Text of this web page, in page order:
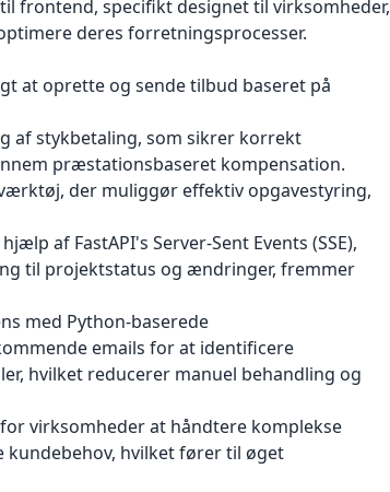
frontend, specifikt designet til virksomheder,
deres forretningsprocesser.
at oprette og sende tilbud baseret på
af stykbetaling, som sikrer korrekt
præstationsbaseret kompensation.
der muliggør effektiv opgavestyring,
af FastAPI's Server-Sent Events (SSE),
til projektstatus og ændringer, fremmer
med Python-baserede
emails for at identificere
hvilket reducerer manuel behandling og
virksomheder at håndtere komplekse
hvilket fører til øget